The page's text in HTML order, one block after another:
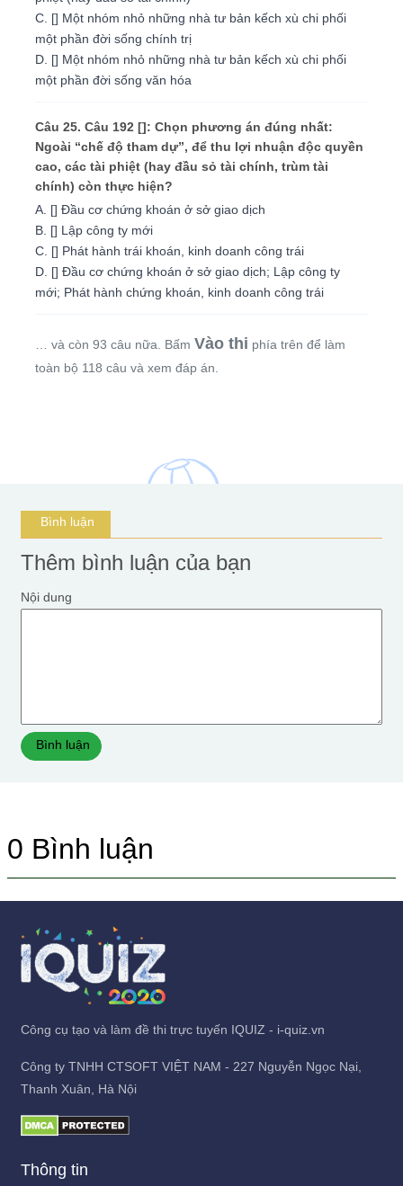
C. [] Một nhóm nhỏ những nhà tư bản kếch xù chi phối
một phần đời sống chính trị
D. [] Một nhóm nhỏ những nhà tư bản kếch xù chi phối
một phần đời sống văn hóa
Câu 25. Câu 192 []: Chọn phương án đúng nhất:
Ngoài “chế độ tham dự”, để thu lợi nhuận độc quyền
cao, các tài phiệt (hay đầu sỏ tài chính, trùm tài
chính) còn thực hiện?
A. [] Đầu cơ chứng khoán ở sở giao dịch
B. [] Lập công ty mới
C. [] Phát hành trái khoán, kinh doanh công trái
D. [] Đầu cơ chứng khoán ở sở giao dịch; Lập công ty
mới; Phát hành chứng khoán, kinh doanh công trái
… và còn 93 câu nữa. Bấm Vào thi phía trên để làm
toàn bộ 118 câu và xem đáp án.
Bình luận
Thêm bình luận của bạn
Nội dung
Bình luận
0 Bình luận
Công cụ tạo và làm đề thi trực tuyến IQUIZ - i-quiz.vn
Công ty TNHH CTSOFT VIỆT NAM - 227 Nguyễn Ngọc Nại,
Thanh Xuân, Hà Nội
Thông tin